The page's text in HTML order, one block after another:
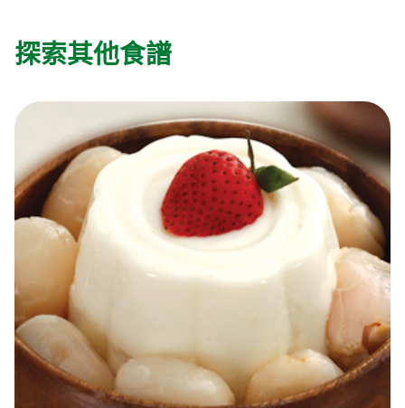
探索其他食譜